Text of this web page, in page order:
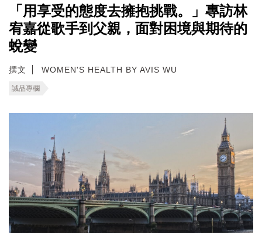
「用享受的態度去擁抱挑戰。」專訪林
宥嘉從歌手到父親，面對困境與期待的
蛻變
撰文 WOMEN'S HEALTH BY AVIS WU
誠品專欄